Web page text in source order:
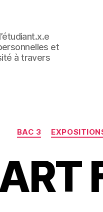
et
à travers
BAC 3